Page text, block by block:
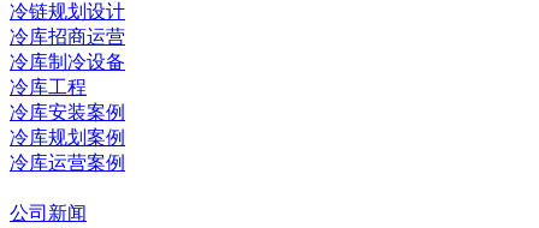
冷链规划设计
冷库招商运营
冷库制冷设备
冷库工程
冷库安装案例
冷库规划案例
冷库运营案例
公司新闻